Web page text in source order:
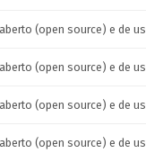
(open source) e de
(open source) e de
(open source) e de
(open source) e de